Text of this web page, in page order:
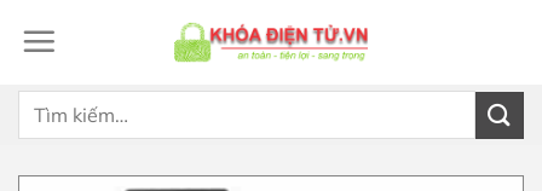
qua
dung
Tìm